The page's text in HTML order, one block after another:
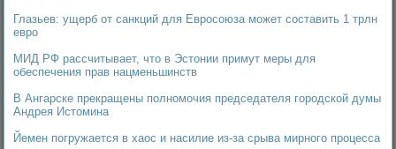
Глазьев: ущерб от санкций для Евросоюза может составить 1 трлн
евро
МИД РФ рассчитывает, что в Эстонии примут меры для
обеспечения прав нацменьшинств
В Ангарске прекращены полномочия председателя городской думы
Андрея Истомина
Йемен погружается в хаос и насилие из-за срыва мирного процесса